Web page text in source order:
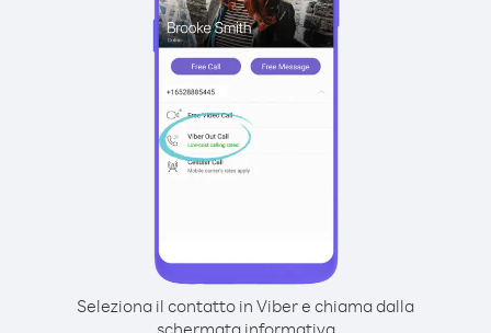
Seleziona il contatto in Viber e chiama dalla
schermata informativa